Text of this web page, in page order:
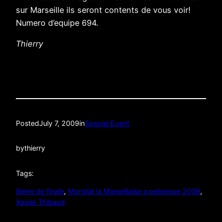
sur Marseille ils seront contents de vous voir!
Numero d’equipe 694.
Thierry
PostedJuly 7, 2009inSpecial Event
bythierry
Tags:
8eme de finale, Mondial la Marseillaise a petanque 2009
Xavier Thibaud